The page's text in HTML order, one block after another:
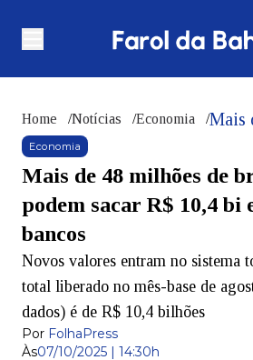
Home /Notícias /Economia /
Economia
Mais de 48 milhões de
podem sacar R$ 10,4 bi
bancos
Novos valores entram no sistema
total liberado no mês-base de
dados) é de R$ 10,4 bilhões
Por FolhaPress
Às07/10/2025 | 14:30h